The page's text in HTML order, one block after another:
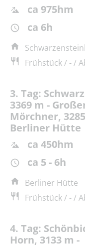
ca 975hm
ca 6h
Frühstück / - /
3. Tag:
3369 m -
Mörchner,
Berliner Hütte
ca 450hm
ca 5 - 6h
Berliner Hütte
Frühstück / - /
4. Tag:
Horn, 3133 m -